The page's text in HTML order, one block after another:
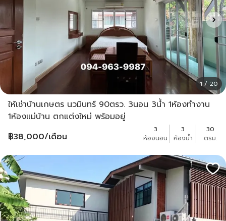
1 / 20
ให้เช่าบ้านเกษตร นวมินทร์ 90ตรว. 3นอน 3น้ำ 1ห้องทำงาน
1ห้องแม่บ้าน ตกแต่งใหม่ พร้อมอยู่
฿38,000/เดือน
3
ห้องนอน
3
ห้องน้ำ
30
ตรม.